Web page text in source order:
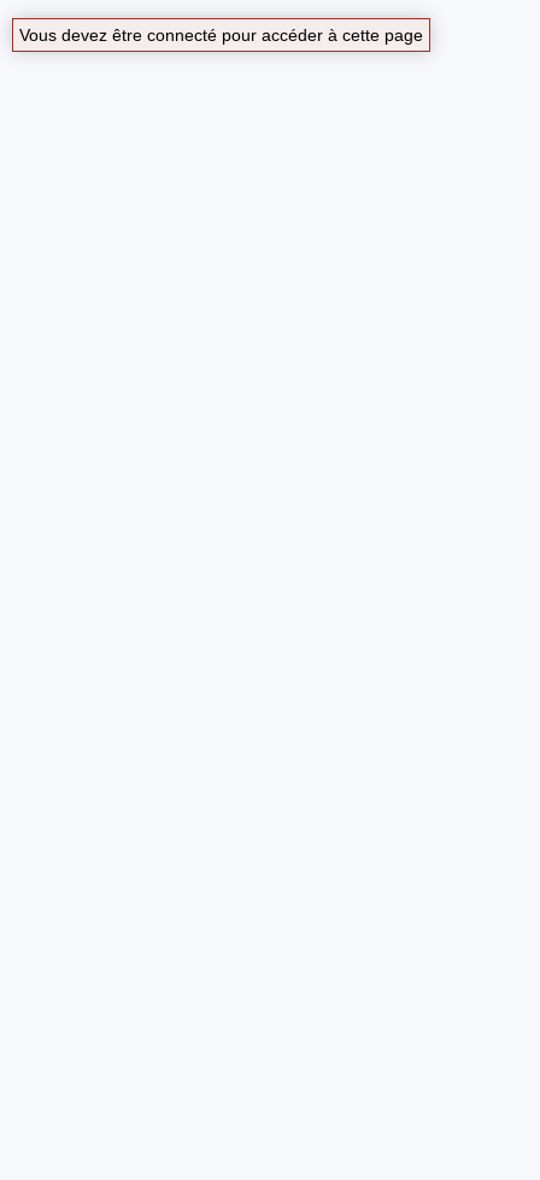
Vous devez être connecté pour accéder à cette page